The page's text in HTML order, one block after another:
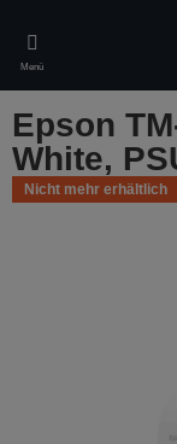
main
content
Menü
Epson
White,
Nicht mehr erhältlich